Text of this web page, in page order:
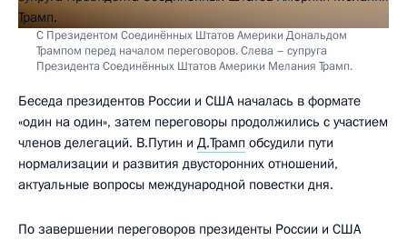
С Президентом Соединённых Штатов Америки Дональдом
Трампом перед началом переговоров. Слева – супруга
Президента Соединённых Штатов Америки Мелания Трамп.
Беседа президентов России и США началась в формате
«один на один», затем переговоры продолжились с участием
членов делегаций. В.Путин и Д.Трамп обсудили пути
нормализации и развития двусторонних отношений,
актуальные вопросы международной повестки дня.
По завершении переговоров президенты России и США